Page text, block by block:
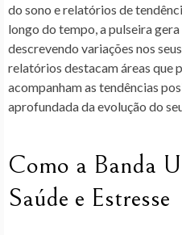
do sono e relatórios de
longo do tempo, a pulseira
descrevendo variações nos
relatórios destacam áreas que
acompanham as tendências
aprofundada da evolução do
Como a Banda
Saúde e Estresse